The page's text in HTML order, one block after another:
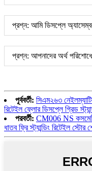
প্রশ্ন: আমি ডিসপ্লে
প্রশ্ন: আপনাদের অর্থ
পূর্ববর্তী: সিএম২৬৩
রিটেইল ফ্লোর ডিসপ্লে গ্রিড
পরবর্তী: CM006 NS
ধাতব ফ্রি স্ট্যান্ডিং রিটেইল স্টোর